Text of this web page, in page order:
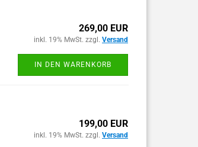
269,00 EUR
inkl. 19% MwSt. zzgl. Versand
IN DEN WARENKORB
199,00 EUR
inkl. 19% MwSt. zzgl. Versand